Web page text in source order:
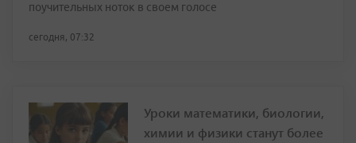
поучительных ноток в своем голосе
сегодня, 07:32
Уроки математики, биологии,
химии и физики станут более